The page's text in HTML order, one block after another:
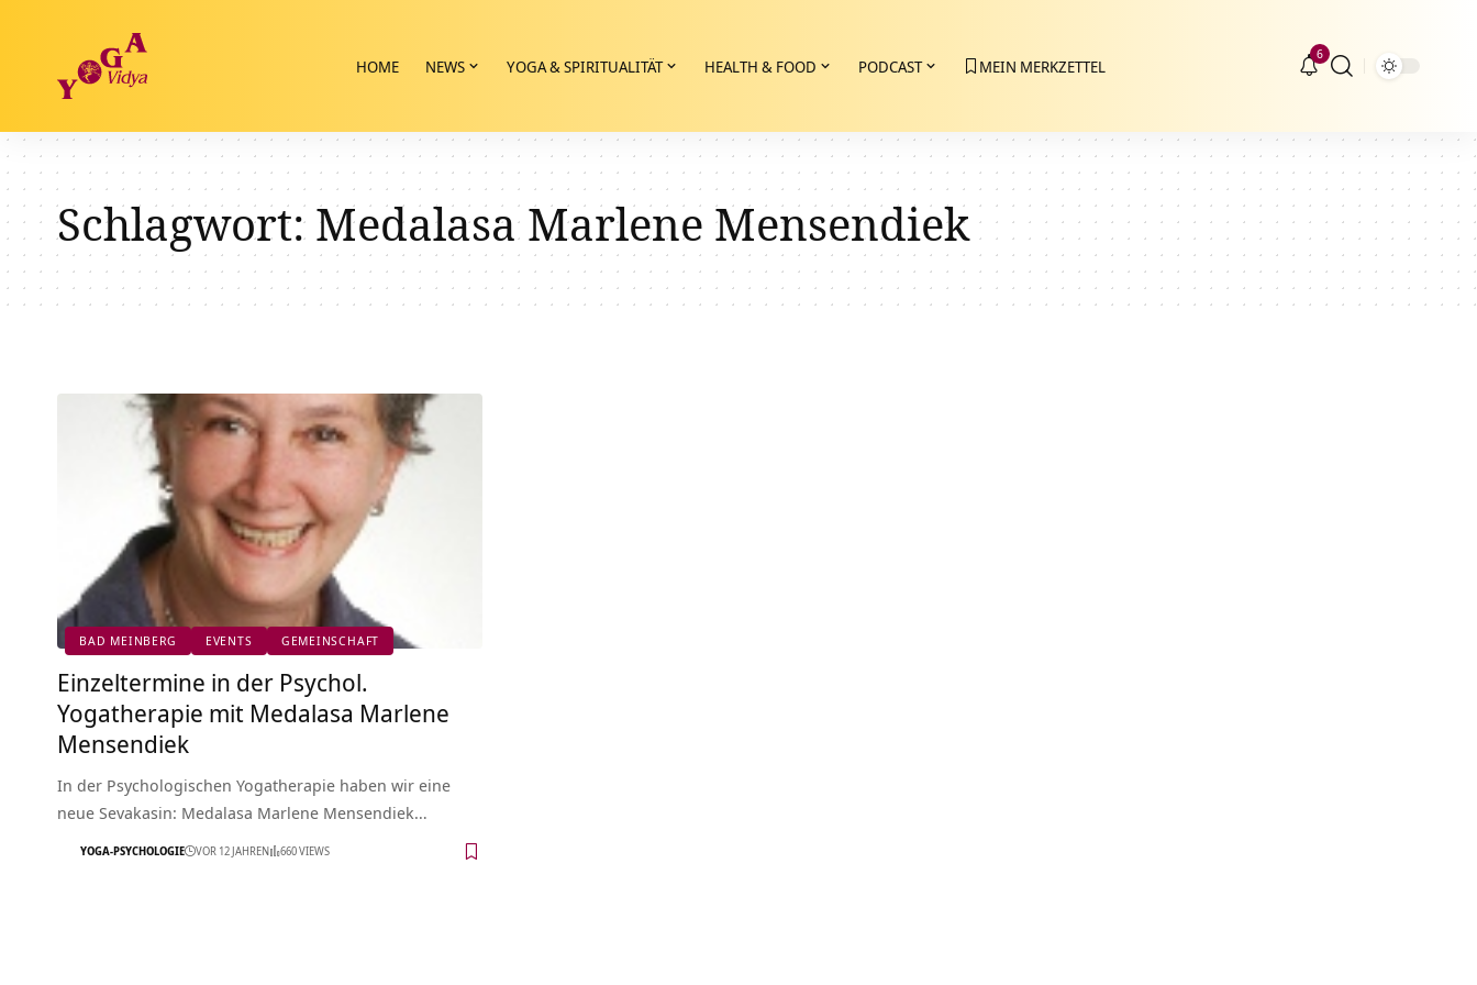
HOME NEWS YOGA & SPIRITUALITÄT HEALTH & FOOD PODCAST MEIN MERKZETTEL
6
Schlagwort:Medalasa Marlene Mensendiek
BAD MEINBERG EVENTS GEMEINSCHAFT
Einzeltermine in der Psychol.
Yogatherapie mit Medalasa Marlene
Mensendiek
In der Psychologischen Yogatherapie haben wir eine
neue Sevakasin: Medalasa Marlene Mensendiek…
YOGA-PSYCHOLOGIE VOR 12 JAHREN 660 VIEWS